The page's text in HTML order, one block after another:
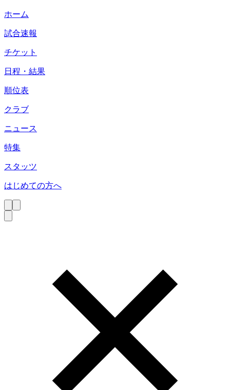
ホーム
試合速報
チケット
日程・結果
順位表
クラブ
ニュース
特集
スタッツ
はじめての方へ